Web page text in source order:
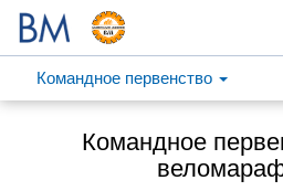
Командное первенство
Командное